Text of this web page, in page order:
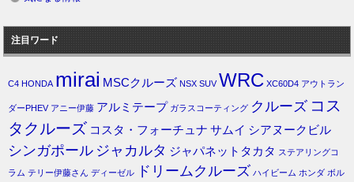
注目ワード
C4 HONDA mirai MSCクルーズ NSX SUV WRC XC60D4 アウトラン
ダーPHEV アニー伊藤 アルミテープ ガラスコーティング クルーズ コス
タクルーズ コスタ・フォーチュナ サムイ シアヌークビル
シンガポール ジャカルタ ジャパネットタカタ ステアリングコ
ラム テリー伊藤さん ディーゼル ドリームクルーズ ハイビーム ホンダ ボル